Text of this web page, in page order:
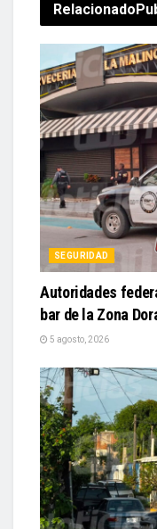
Relacionado
SEGURIDAD
Autoridades
bar de la Zona
5 agosto, 2026